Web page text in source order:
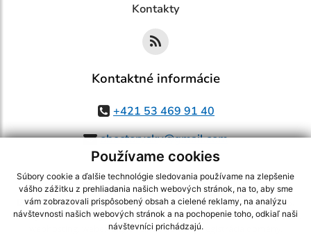
Používame cookies
Súbory cookie a ďalšie technológie sledovania používame na zlepšenie
vášho zážitku z prehliadania našich webových stránok, na to, aby sme
vám zobrazovali prispôsobený obsah a cielené reklamy, na analýzu
návštevnosti našich webových stránok a na pochopenie toho, odkiaľ naši
návštevníci prichádzajú.
Kontakty
Kontaktné informácie
+421 53 469 91 40
obectorysky@gmail.com
využite možnosť získavania aktuálnych informácií s využitím RSS
CMS systém (redakčný) systém ECHELON 2,Mapa stránok,web portál
webex.digital, s.r.o.,domény,registrácia domény